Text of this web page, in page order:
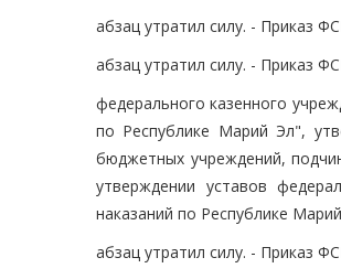
абзац утратил силу. - Приказ
абзац утратил силу. - Приказ
федерального казенного
по Республике Марий Эл",
бюджетных учреждений,
утверждении уставов
наказаний по Республике
абзац утратил силу. - Приказ